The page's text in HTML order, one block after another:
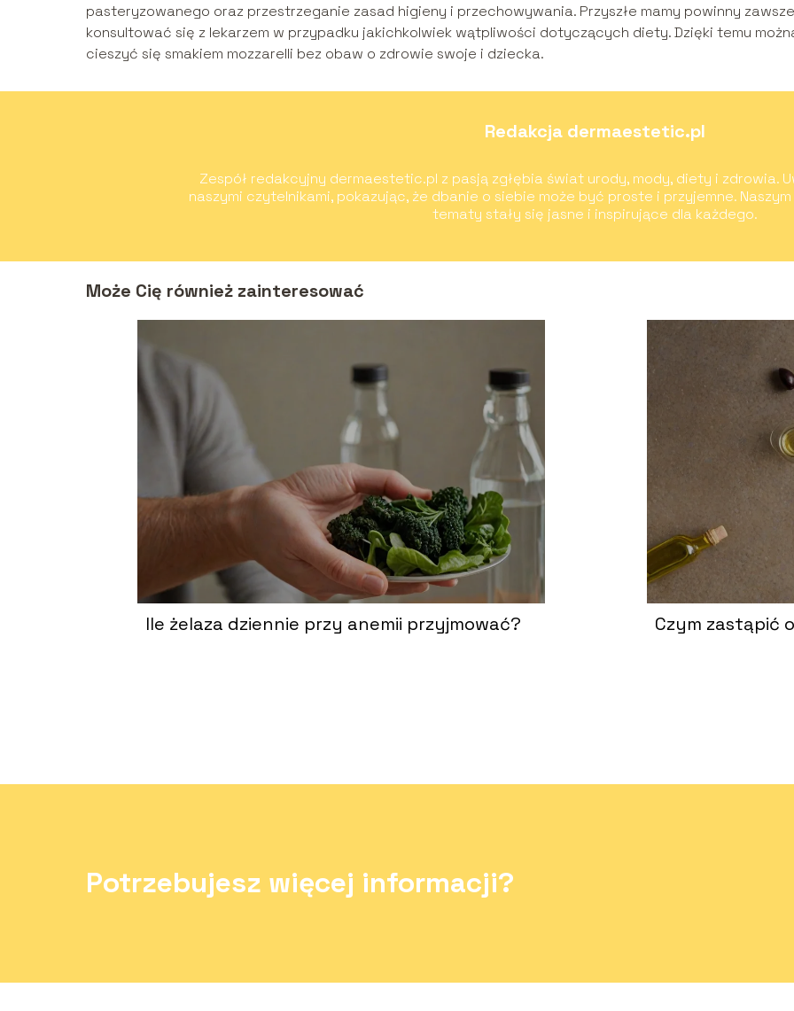
pasteryzowanego oraz przestrzeganie zasad higieny i przechowywania. Przyszłe mamy powinny zawsze
konsultować się z lekarzem w przypadku jakichkolwiek wątpliwości dotyczących diety. Dzięki temu
cieszyć się smakiem mozzarelli bez obaw o zdrowie swoje i dziecka.
Redakcja dermaestetic.pl
Zespół redakcyjny dermaestetic.pl z pasją zgłębia świat urody, mody, diety i zdrowia.
naszymi czytelnikami, pokazując, że dbanie o siebie może być proste i przyjemne.
tematy stały się jasne i inspirujące dla każdego.
Może Cię również zainteresować
Ile żelaza dziennie przy anemii przyjmować? Czym zastąpić
Potrzebujesz więcej informacji?